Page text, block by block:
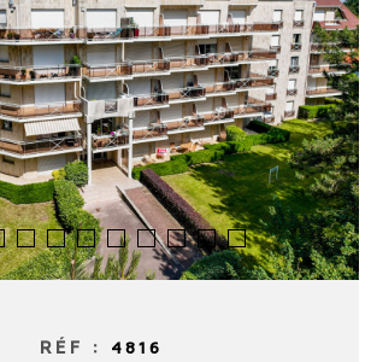
NOS
NOTRE
RÉF : 4816